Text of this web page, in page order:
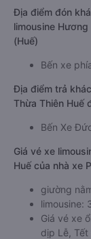
Địa điểm đón
limousine
(Huế)
Bến xe
Địa điểm trả
Thừa Thiên Huế
Bến Xe
Giá vé xe
Huế của nhà xe
giường
limousine:
Giá vé xe
dịp Lễ, Tết